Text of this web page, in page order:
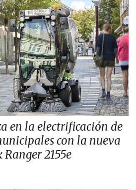
en la electrificación de
con la nueva
Ranger 2155e